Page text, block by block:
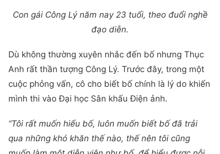
Con gái Công Lý năm nay 23 tuổi, theo đuổi nghề
đạo diễn.
Dù không thường xuyên nhắc đến bố nhưng Thục
Anh rất thần tượng Công Lý. Trước đây, trong một
cuộc phỏng vấn, cô cho biết bố chính là lý do khiến
mình thi vào Đại học Sân khấu Điện ảnh.
“Tôi rất muốn hiểu bố, luôn muốn biết bố đã trải
qua những khó khăn thế nào, thế nên tôi cũng